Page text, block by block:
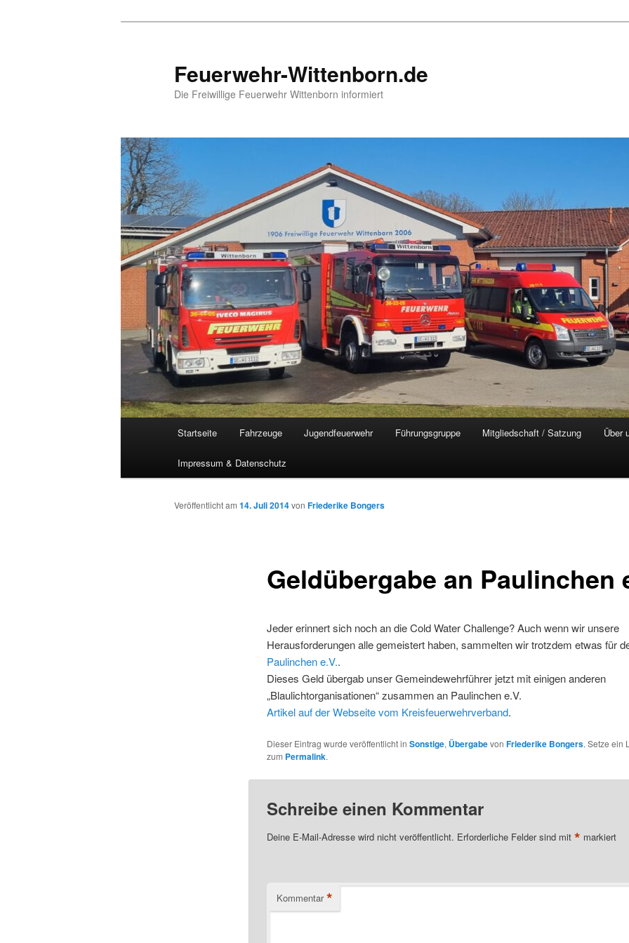
Feuerwehr-Wittenborn.de
Die Freiwillige Feuerwehr Wittenborn informiert
Startseite Fahrzeuge Jugendfeuerwehr Führungsgruppe Mitgliedschaft / Satzung Über
Impressum & Datenschutz
Geldübergabe an Paulinchen
Veröffentlicht am 14. Juli 2014von Friederike Bongers
Jeder erinnert sich noch an die Cold Water Challenge? Auch wenn wir unsere
Herausforderungen alle gemeistert haben, sammelten wir trotzdem etwas für
Paulinchen e.V..
Dieses Geld übergab unser Gemeindewehrführer jetzt mit einigen anderen
„Blaulichtorganisationen“ zusammen an Paulinchen e.V.
Artikel auf der Webseite vom Kreisfeuerwehrverband.
Dieser Eintrag wurde veröffentlicht in Sonstige, Übergabevon Friederike Bongers. Setze ein
zum Permalink.
Schreibe einen Kommentar
Deine E-Mail-Adresse wird nicht veröffentlicht. Erforderliche Felder sind mit * markiert
Kommentar *